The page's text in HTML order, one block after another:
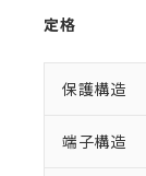
定格
保護構造
端子構造